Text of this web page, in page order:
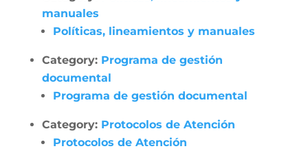
manuales
Políticas, lineamientos y manuales
Category: Programa de gestión
documental
Programa de gestión documental
Category: Protocolos de Atención
Protocolos de Atención